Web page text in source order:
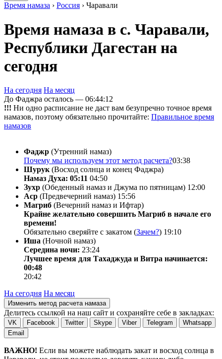
Время намаза › Россия › Чаравали
Время намаза в с. Чаравали,
Республики Дагестан на
сегодня
На сегодня На месяц
До Фаджра осталось — 06:44:12
!!! Ни одно расписание не даст вам безупречно точное время
намазов, поэтому обязательно прочитайте: Правильное время
намазов
Фаджр (Утренний намаз)
Почему мы используем этот метод расчета?03:38
Шурук (Восход солнца и конец Фаджра)
Намаз Духа: 05:11 04:50
Зухр (Обеденный намаз и Джума по пятницам) 12:00
Аср (Предвечерний намаз) 15:56
Магриб (Вечерний намаз и Ифтар)
Крайне желательно совершить Магриб в начале его
времени!
Обязательно сверяйте с закатом (Зачем?) 19:10
Иша (Ночной намаз)
Середина ночи: 23:24
Лучшее время для Тахаджуда и Витра начинается:
00:48
20:42
На сегодня На месяц
Изменить метод расчета намаза
Делитесь ссылкой на наш сайт и сохраняйте себе в закладках:
VK Facebook Twitter Skype Viber Telegram
Whatsapp
Email
ВАЖНО! Если вы можете наблюдать закат и восход солнца в